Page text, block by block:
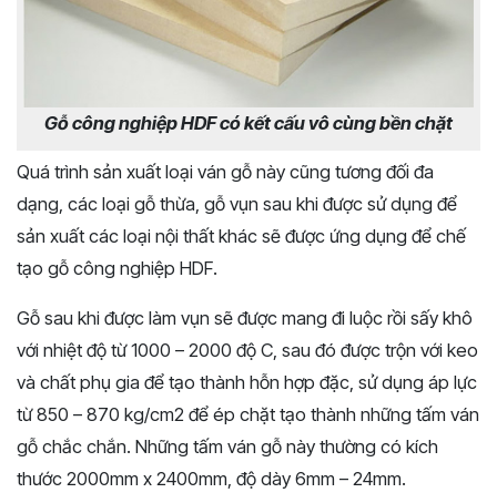
Gỗ công nghiệp HDF có kết cấu vô cùng bền chặt
Quá trình sản xuất loại ván gỗ này cũng tương đối đa
dạng, các loại gỗ thừa, gỗ vụn sau khi được sử dụng để
sản xuất các loại nội thất khác sẽ được ứng dụng để chế
tạo gỗ công nghiệp HDF.
Gỗ sau khi được làm vụn sẽ được mang đi luộc rồi sấy khô
với nhiệt độ từ 1000 – 2000 độ C, sau đó được trộn với keo
và chất phụ gia để tạo thành hỗn hợp đặc, sử dụng áp lực
từ 850 – 870 kg/cm2 để ép chặt tạo thành những tấm ván
gỗ chắc chắn. Những tấm ván gỗ này thường có kích
thước 2000mm x 2400mm, độ dày 6mm – 24mm.